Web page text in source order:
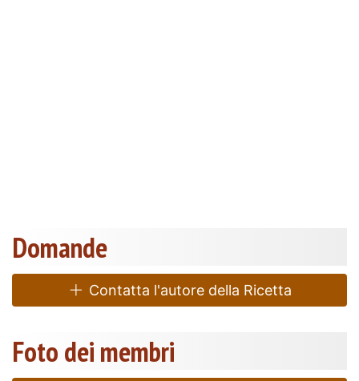
Domande
Contatta l'autore della Ricetta
Foto dei membri